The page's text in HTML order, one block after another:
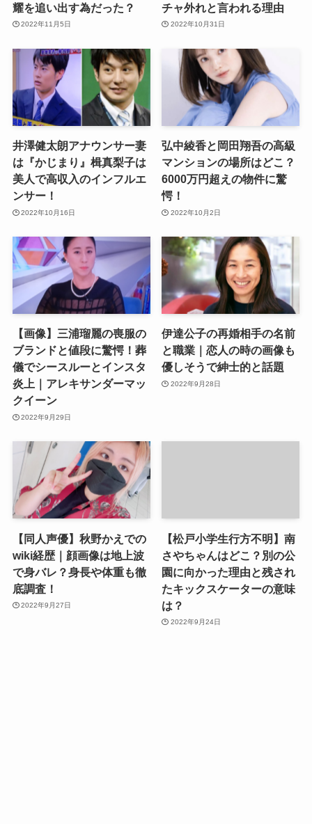
耀を追い出す為だった？
2022年11月5日
チャ外れと言われる理由
2022年10月31日
井澤健太朗アナウンサー妻
は『かじまり』楫真梨子は
美人で高収入のインフルエ
ンサー！
2022年10月16日
弘中綾香と岡田翔吾の高級
マンションの場所はどこ？
6000万円超えの物件に驚
愕！
2022年10月2日
【画像】三浦瑠麗の喪服の
ブランドと値段に驚愕！葬
儀でシースルーとインスタ
炎上｜アレキサンダーマッ
クイーン
2022年9月29日
伊達公子の再婚相手の名前
と職業｜恋人の時の画像も
優しそうで紳士的と話題
2022年9月28日
【同人声優】秋野かえでの
wiki経歴｜顔画像は地上波
で身バレ？身長や体重も徹
底調査！
2022年9月27日
【松戸小学生行方不明】南
さやちゃんはどこ？別の公
園に向かった理由と残され
たキックスケーターの意味
は？
2022年9月24日